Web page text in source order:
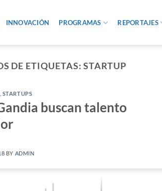
INNOVACIÓN PROGRAMAS REPORTAJES
DE ETIQUETAS:STARTUP
STARTUPS
buscan talento
BY ADMIN